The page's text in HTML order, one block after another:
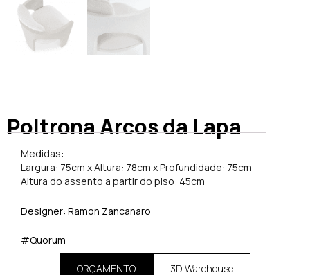
Poltrona Arcos da Lapa
Medidas:
Largura: 75cm x Altura: 78cm x Profundidade: 75cm
Altura do assento a partir do piso: 45cm
Designer: Ramon Zancanaro
#Quorum
ORÇAMENTO 3D Warehouse